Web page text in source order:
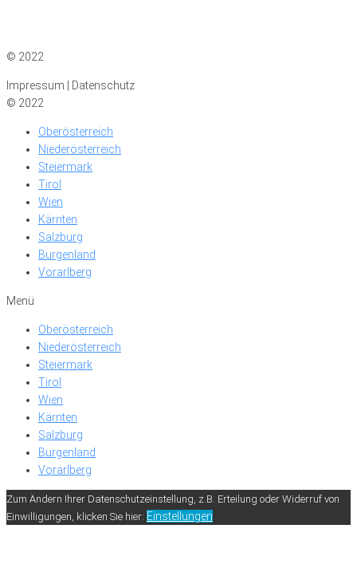
© 2022
Impressum | Datenschutz
© 2022
Oberösterreich
Niederösterreich
Steiermark
Tirol
Wien
Kärnten
Salzburg
Burgenland
Vorarlberg
Menü
Oberösterreich
Niederösterreich
Steiermark
Tirol
Wien
Kärnten
Salzburg
Burgenland
Vorarlberg
Zum Ändern Ihrer Datenschutzeinstellung, z.B. Erteilung oder Widerruf von
Einwilligungen, klicken Sie hier: Einstellungen